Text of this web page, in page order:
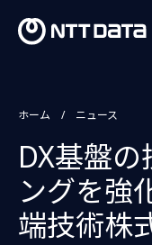
ホーム ニュース
DX基盤の
ングを強
端技術株